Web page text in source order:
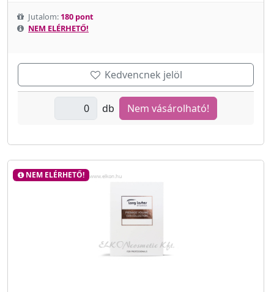
Jutalom: 180 pont
NEM ELÉRHETŐ!
Kedvencnek jelöl
db Nem vásárolható!
NEM ELÉRHETŐ!